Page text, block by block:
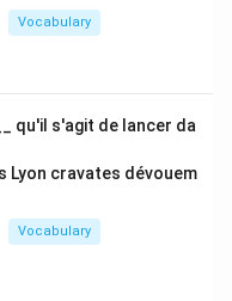
Vocabulary
qu'il s'agit de lancer da
Lyon cravates dévouem
Vocabulary